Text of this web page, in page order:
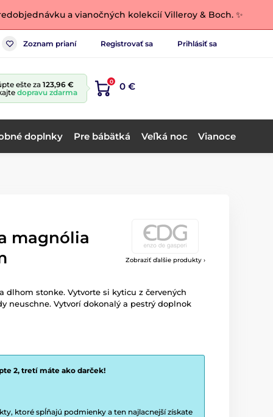
a vianočných kolekcií Villeroy & Boch. ✨
Zoznam prianí Registrovať sa Prihlásiť sa
ešte za 123,96 €
dopravu zdarma
0 0 €
doplnky Pre bábätká Veľká noc Vianoce
Zobraziť ďalšie produkty ›
magnólia
dlhom stonke. Vytvorte si kyticu z červených
neuschne. Vytvorí dokonalý a pestrý doplnok
2, tretí máte ako darček!
ktoré spĺňajú podmienky a ten najlacnejší získate